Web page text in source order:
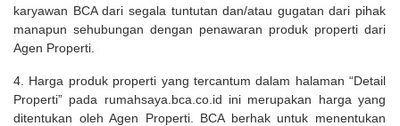
karyawan BCA dari segala tuntutan dan/atau gugatan dari pihak
manapun sehubungan dengan penawaran produk properti dari
Agen Properti.
4. Harga produk properti yang tercantum dalam halaman “Detail
Properti” pada rumahsaya.bca.co.id ini merupakan harga yang
ditentukan oleh Agen Properti. BCA berhak untuk menentukan